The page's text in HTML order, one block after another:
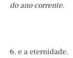
do ano corrente.
6. e a eternidade.